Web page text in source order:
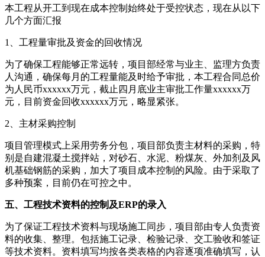
本工程从开工到现在成本控制始终处于受控状态，现在从以下
几个方面汇报
1、工程量审批及资金的回收情况
为了确保工程能够正常远转，项目部经常与业主、监理方负责
人沟通，确保每月的工程量能及时给予审批，本工程合同总价
为人民币xxxxxx万元，截止四月底业主审批工作量xxxxxx万
元，目前资金回收xxxxxx万元，略显紧张。
2、主材采购控制
项目管理模式上采用劳务分包，项目部负责主材料的采购，特
别是自建混凝土搅拌站，对砂石、水泥、粉煤灰、外加剂及风
机基础钢筋的采购，加大了项目成本控制的风险。由于采取了
多种预案，目前仍在可控之中。
五、工程技术资料的控制及ERP的录入
为了保证工程技术资料与现场施工同步，项目部由专人负责资
料的收集、整理。包括施工记录、检验记录、交工验收和签证
等技术资料。资料填写均按各类表格的内容逐项准确填写，认